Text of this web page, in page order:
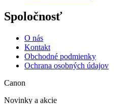
Spoločnosť
O nás
Kontakt
Obchodné podmienky
Ochrana osobných údajov
Canon
Novinky a akcie